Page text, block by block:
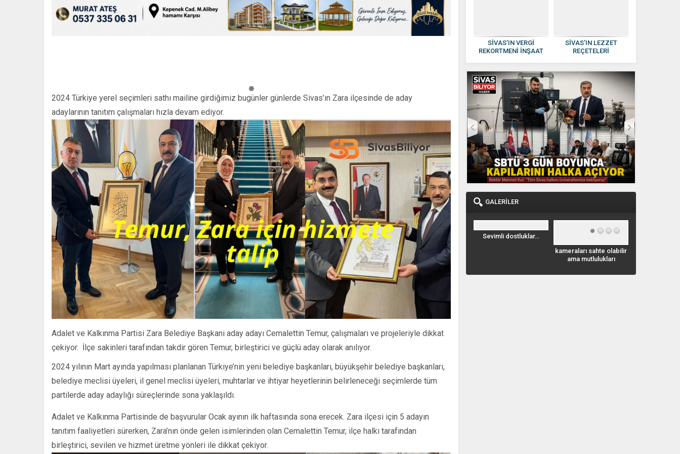
2024 Türkiye yerel seçimleri sathı mailine girdiğimiz bugünler günlerde Sivas’ın Zara ilçesinde de aday
adaylarının tanıtım çalışmaları hızla devam ediyor.
Adalet ve Kalkınma Partisi Zara Belediye Başkanı aday adayı Cemalettin Temur, çalışmaları ve projeleriyle dikkat
çekiyor. İlçe sakinleri tarafından takdir gören Temur, birleştirici ve güçlü aday olarak anılıyor.
2024 yılının Mart ayında yapılması planlanan Türkiye’nin yeni belediye başkanları, büyükşehir belediye başkanları,
belediye meclisi üyeleri, il genel meclisi üyeleri, muhtarlar ve ihtiyar heyetlerinin belirleneceği seçimlerde tüm
partilerde aday adaylığı süreçlerinde sona yaklaşıldı.
Adalet ve Kalkınma Partisinde de başvurular Ocak ayının ilk haftasında sona erecek. Zara ilçesi için 5 adayın
tanıtım faaliyetleri sürerken, Zara’nın önde gelen isimlerinden olan Cemalettin Temur, ilçe halkı tarafından
birleştirici, sevilen ve hizmet üretme yönleri ile dikkat çekiyor.
SİVAS’IN VERGİ
REKORTMENİ İNŞAAT
ADI OLDU
SİVAS’IN LEZZET
REÇETELERİ
KAZANDIRILIYOR
GALERİLER
Sevimli dostluklar…
Geyik Leoparla
savaşıyor. videoyu izle